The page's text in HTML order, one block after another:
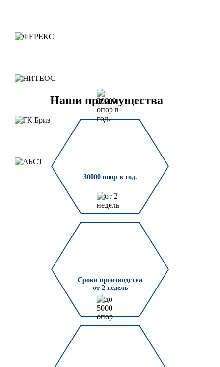
Наши преимущества
30000 опор в год.
Сроки производства
от 2 недель